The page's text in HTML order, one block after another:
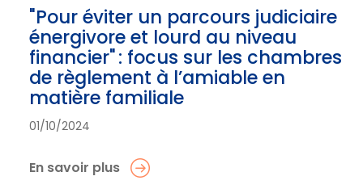
"Pour éviter un parcours judiciaire
énergivore et lourd au niveau
financier" : focus sur les chambres
de règlement à l’amiable en
matière familiale
01/10/2024
En savoir plus